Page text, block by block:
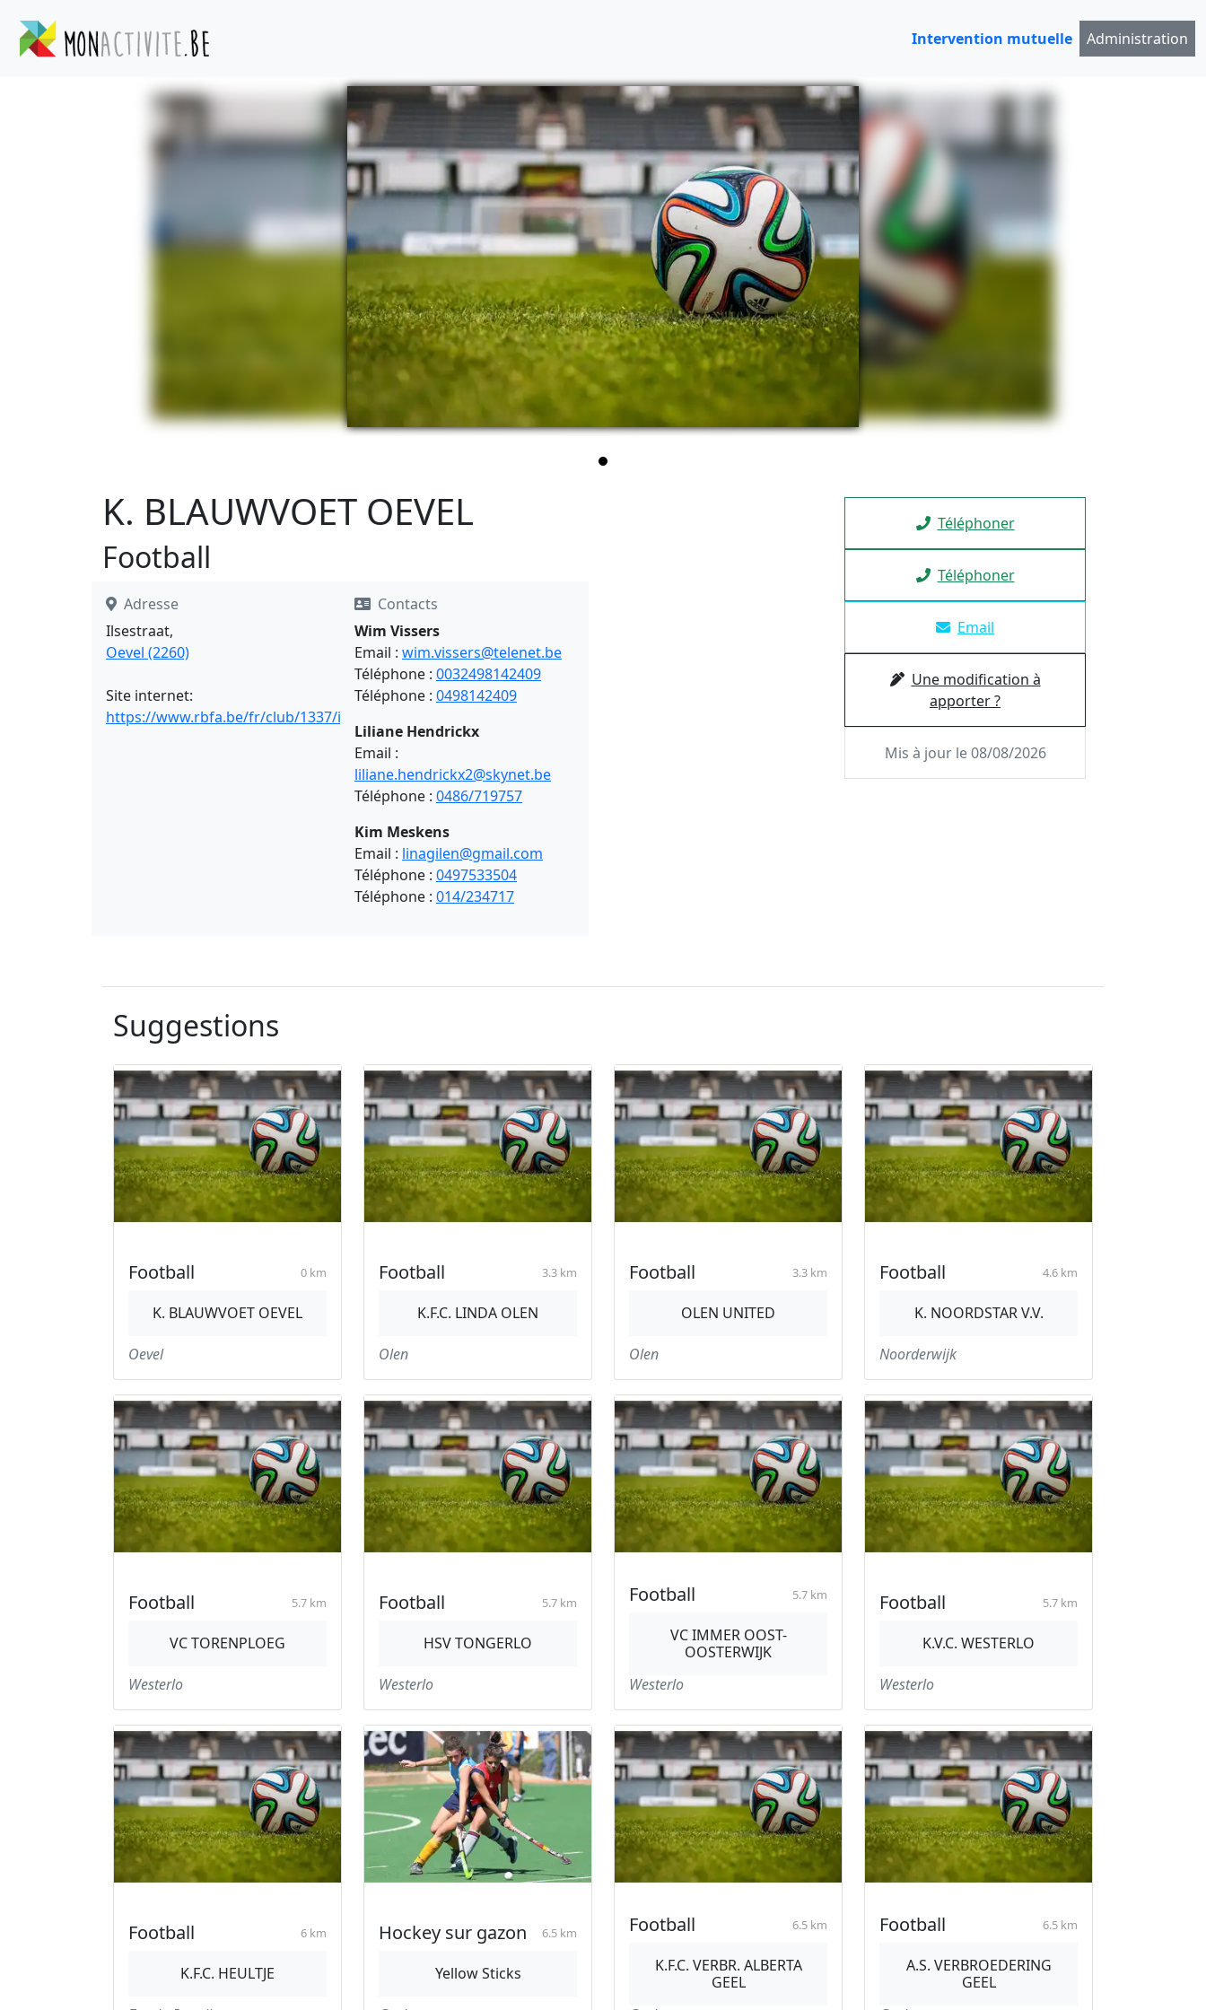
Intervention mutuelle Administration
K. BLAUWVOET OEVEL
Football
Adresse
Ilsestraat,
Oevel (2260)
Site internet:
https://www.rbfa.be/fr/club/1337/infos
Contacts
Wim Vissers
Email : wim.vissers@telenet.be
Téléphone : 0032498142409
Téléphone : 0498142409
Liliane Hendrickx
Email :
liliane.hendrickx2@skynet.be
Téléphone : 0486/719757
Kim Meskens
Email : linagilen@gmail.com
Téléphone : 0497533504
Téléphone : 014/234717
Téléphoner
Téléphoner
Email
Une modification à
apporter ?
Mis à jour le 08/08/2026
Suggestions
Football 0 km
K. BLAUWVOET OEVEL
Oevel
Football 3.3 km
K.F.C. LINDA OLEN
Olen
Football 3.3 km
OLEN UNITED
Olen
Football 4.6 km
K. NOORDSTAR V.V.
Noorderwijk
Football 5.7 km
VC TORENPLOEG
Westerlo
Football 5.7 km
HSV TONGERLO
Westerlo
Football 5.7 km
VC IMMER OOST-
OOSTERWIJK
Westerlo
Football 5.7 km
K.V.C. WESTERLO
Westerlo
Football 6 km
K.F.C. HEULTJE
Hockey sur gazon 6.5 km
Yellow Sticks
Football 6.5 km
K.F.C. VERBR. ALBERTA
GEEL
Football 6.5 km
A.S. VERBROEDERING
GEEL